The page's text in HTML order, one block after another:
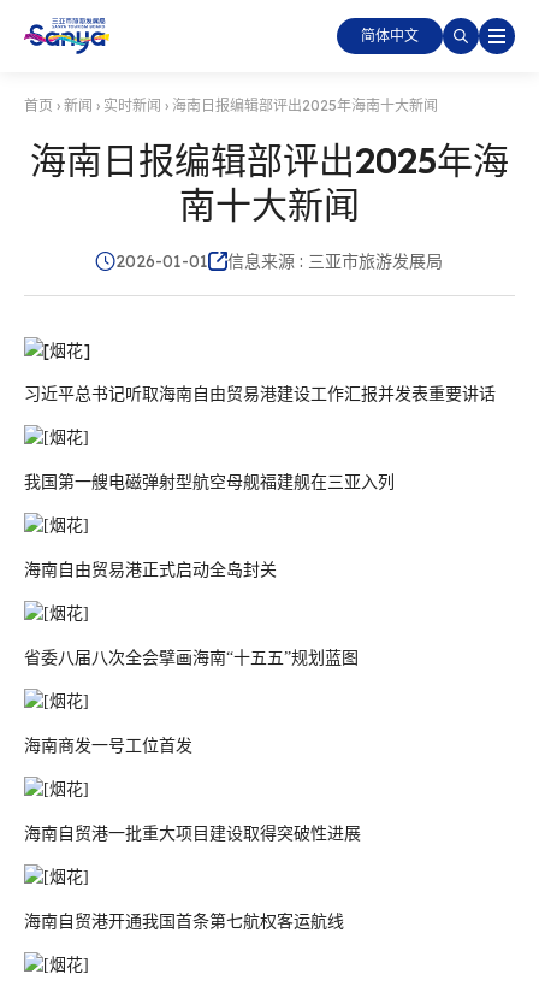
简体中文
首页 › 新闻 › 实时新闻 › 海南日报编辑部评出2025年海南十大新闻
海南日报编辑部评出2025年海
南十大新闻
2026-01-01 信息来源 : 三亚市旅游发展局
习近平总书记听取海南自由贸易港建设工作汇报并发表重要讲话
我国第一艘电磁弹射型航空母舰福建舰在三亚入列
海南自由贸易港正式启动全岛封关
省委八届八次全会擘画海南“十五五”规划蓝图
海南商发一号工位首发
海南自贸港一批重大项目建设取得突破性进展
海南自贸港开通我国首条第七航权客运航线